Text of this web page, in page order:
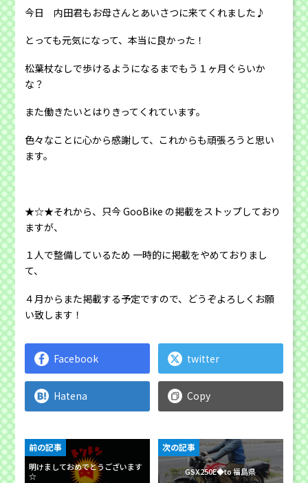
今日 内田君もお母さんとあいさつに来てくれました♪
とっても元気になって、本当に良かった！
松葉杖なしで歩けるようになるまでもう１ヶ月ぐらいか
な？
また働きたいとはりきってくれています。
色々なことに心から感謝して、これからも頑張ろうと思い
ます。
★☆★それから、只今 GooBike の掲載をストップしており
ますが、
１人で整備しているため 一時的に掲載をやめておりまし
て、
４月からまた掲載する予定ですので、どうぞよろしくお願
い致します！
Facebook twitter
Hatena Copy
明けましておめでとうございます
☆
前の記事
GSX250E◆to 福島県
次の記事